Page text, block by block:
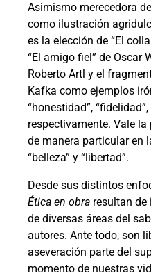
Asimismo merecedora
como ilustración
es la elección de “El
“El amigo fiel” de Oscar
Roberto Artl y el
Kafka como ejemplos
“honestidad”,
respectivamente. Vale la
de manera particular en
“belleza” y “libertad”.
Desde sus distintos
Ética en obra resultan de
de diversas áreas del
autores. Ante todo, son
aseveración parte del
momento de nuestras